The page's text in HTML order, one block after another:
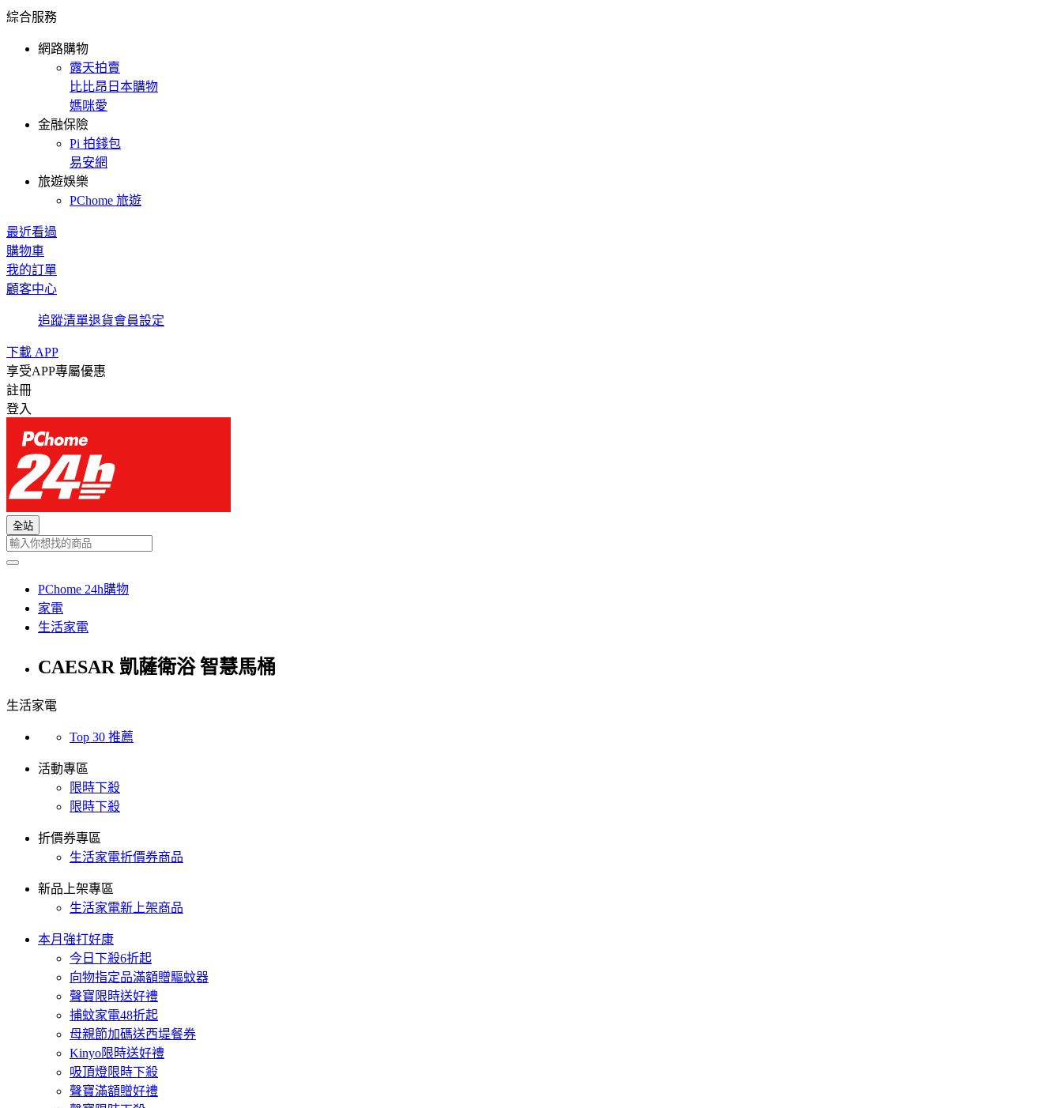
綜合服務
網路購物
露天拍賣
比比昂日本購物
媽咪愛
金融保險
Pi 拍錢包
易安網
旅遊娛樂
PChome 旅遊
最近看過
購物車
我的訂單
顧客中心
追蹤清單退貨會員設定
下載 APP
享受APP專屬優惠
註冊
登入
全站
PChome 24h購物
家電
生活家電
CAESAR 凱薩衛浴 智慧馬桶
生活家電
Top 30 推薦
活動專區
限時下殺
限時下殺
折價券專區
生活家電折價券商品
新品上架專區
生活家電新上架商品
本月強打好康
今日下殺6折起
向物指定品滿額贈驅蚊器
聲寶限時送好禮
捕蚊家電48折起
母親節加碼送西堤餐券
Kinyo限時送好禮
吸頂燈限時下殺
聲寶滿額贈好禮